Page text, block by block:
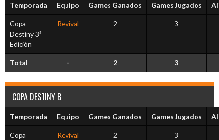
Temporada Equipo Games Ganados Games Jugados
Copa
Destiny 3ª
Edición
Revival 2 3
Total - 2 3
COPA DESTINY B
Temporada Equipo Games Ganados Games Jugados
Copa
Revival 2 3